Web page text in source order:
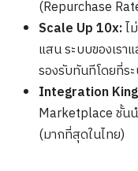
(Repurchase
Scale Up 10x:ไ
แสน ระบบของเร
รองรับทันทีโดยที่ร
Integration
Marketplace ชั้น
(มากที่สุดในไทย)